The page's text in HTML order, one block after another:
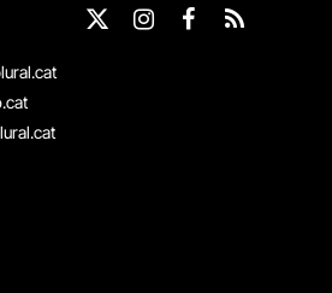
X
Instagram
Facebook
RSS